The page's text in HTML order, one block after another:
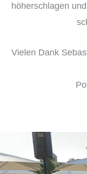
höherschlagen
Vielen Dank